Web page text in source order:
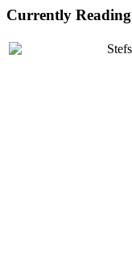
Currently Reading